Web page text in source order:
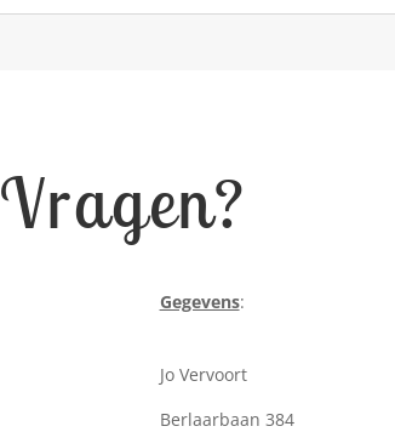
Vragen?
Gegevens:
Jo Vervoort
Berlaarbaan 384